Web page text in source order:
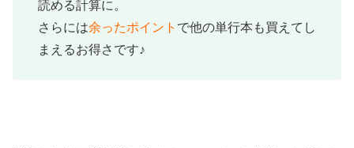
読める計算に。
さらには余ったポイント で他の単行本も買えてし
まえるお得さです♪